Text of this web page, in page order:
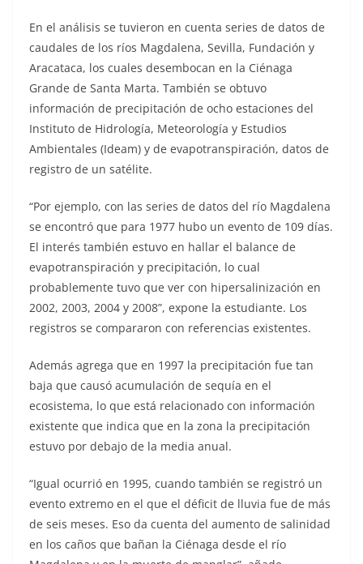
En el análisis se tuvieron en cuenta series de datos de
caudales de los ríos Magdalena, Sevilla, Fundación y
Aracataca, los cuales desembocan en la Ciénaga
Grande de Santa Marta. También se obtuvo
información de precipitación de ocho estaciones del
Instituto de Hidrología, Meteorología y Estudios
Ambientales (Ideam) y de evapotranspiración, datos de
registro de un satélite.
“Por ejemplo, con las series de datos del río Magdalena
se encontró que para 1977 hubo un evento de 109 días.
El interés también estuvo en hallar el balance de
evapotranspiración y precipitación, lo cual
probablemente tuvo que ver con hipersalinización en
2002, 2003, 2004 y 2008”, expone la estudiante. Los
registros se compararon con referencias existentes.
Además agrega que en 1997 la precipitación fue tan
baja que causó acumulación de sequía en el
ecosistema, lo que está relacionado con información
existente que indica que en la zona la precipitación
estuvo por debajo de la media anual.
“Igual ocurrió en 1995, cuando también se registró un
evento extremo en el que el déficit de lluvia fue de más
de seis meses. Eso da cuenta del aumento de salinidad
en los caños que bañan la Ciénaga desde el río